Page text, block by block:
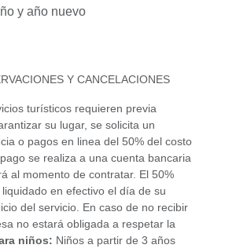
y año nuevo
Y CANCELACIONES
turísticos requieren previa
su lugar, se solicita un
o pagos en linea del 50% del costo
se realiza a una cuenta bancaria
al momento de contratar. El 50%
en efectivo el día de su
del servicio. En caso de no recibir
no estará obligada a respetar la
niños: Niños a partir de 3 años